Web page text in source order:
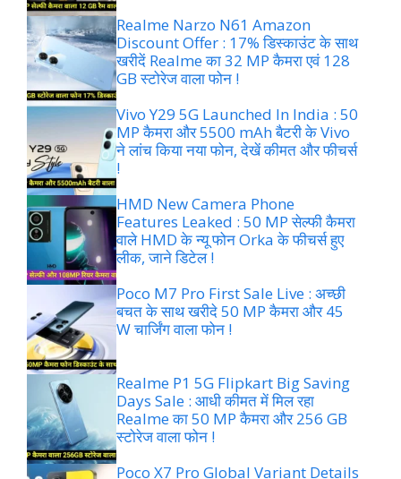
Realme Narzo N61 Amazon
Discount Offer : 17% डिस्काउंट के साथ
खरीदें Realme का 32 MP कैमरा एवं 128
GB स्टोरेज वाला फोन !
Vivo Y29 5G Launched In India : 50
MP कैमरा और 5500 mAh बैटरी के Vivo
ने लांच किया नया फोन, देखें कीमत और फीचर्स
!
HMD New Camera Phone
Features Leaked : 50 MP सेल्फी कैमरा
वाले HMD के न्यू फोन Orka के फीचर्स हुए
लीक, जाने डिटेल !
Poco M7 Pro First Sale Live : अच्छी
बचत के साथ खरीदे 50 MP कैमरा और 45
W चार्जिंग वाला फोन !
Realme P1 5G Flipkart Big Saving
Days Sale : आधी कीमत में मिल रहा
Realme का 50 MP कैमरा और 256 GB
स्टोरेज वाला फोन !
Poco X7 Pro Global Variant Details